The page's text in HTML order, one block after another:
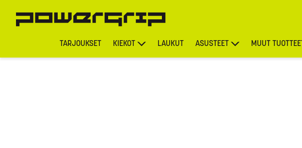
TARJOUKSET KIEKOT LAUKUT ASUSTEET MUUT TUOTTEET